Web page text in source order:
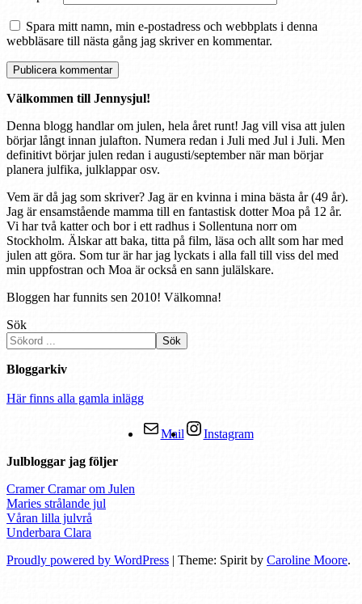
Spara mitt namn, min e-postadress och webbplats i denna
webbläsare till nästa gång jag skriver en kommentar.
Välkommen till Jennysjul!
Denna blogg handlar om julen, hela året runt! Jag vill visa att julen
börjar långt innan julafton. Numera redan i Juli med Jul i Juli. Men
definitivt börjar julen redan i augusti/september när man börjar
planera julfika, julklappar osv.
Vem är då jag som skriver? Jag är en kvinna i mina bästa år (49 år).
Jag är ensamstående mamma till en fantastisk dotter Moa på 12 år.
Vi har två katter och bor i ett radhus i Sollentuna norr om
Stockholm. Älskar att baka, titta på film, läsa och allt som har med
julen att göra. Som tur är har jag lyckats i alla fall till viss del med
min uppfostran och Moa är också en sann julälskare.
Bloggen har funnits sen 2010! Välkomna!
Sök
Sök
Bloggarkiv
Här finns alla gamla inlägg
Mail
Instagram
Julbloggar jag följer
Cramer Cramar om Julen
Maries strålande jul
Våran lilla julvrå
Underbara Clara
Proudly powered by WordPress | Theme: Spirit by Caroline Moore.